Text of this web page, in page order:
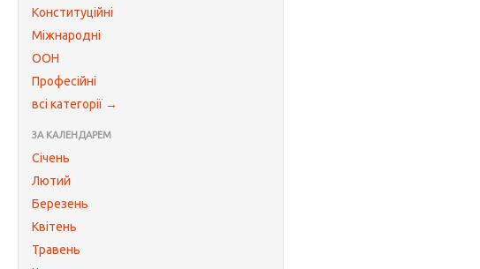
Конституційні
Міжнародні
ООН
Професійні
всі категорії →
ЗА КАЛЕНДАРЕМ
Січень
Лютий
Березень
Квітень
Травень